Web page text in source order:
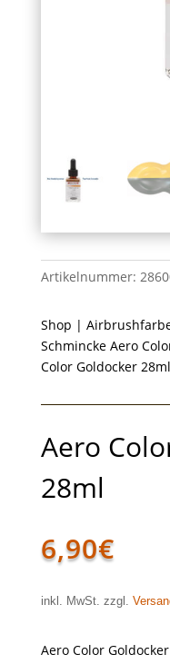
Artikelnummer:
Shop |
Schmincke Aero
Color Goldocker 28ml
Aero
28ml
6,90€
inkl. MwSt. zzgl.
Aero Color